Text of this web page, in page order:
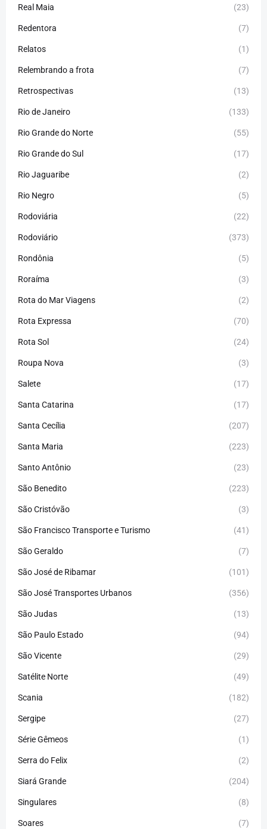
Real Maia (23)
Redentora (7)
Relatos (1)
Relembrando a frota (7)
Retrospectivas (13)
Rio de Janeiro (133)
Rio Grande do Norte (55)
Rio Grande do Sul (17)
Rio Jaguaribe (2)
Rio Negro (5)
Rodoviária (22)
Rodoviário (373)
Rondônia (5)
Roraíma (3)
Rota do Mar Viagens (2)
Rota Expressa (70)
Rota Sol (24)
Roupa Nova (3)
Salete (17)
Santa Catarina (17)
Santa Cecília (207)
Santa Maria (223)
Santo Antônio (23)
São Benedito (223)
São Cristóvão (3)
São Francisco Transporte e Turismo (41)
São Geraldo (7)
São José de Ribamar (101)
São José Transportes Urbanos (356)
São Judas (13)
São Paulo Estado (94)
São Vicente (29)
Satélite Norte (49)
Scania (182)
Sergipe (27)
Série Gêmeos (1)
Serra do Felix (2)
Siará Grande (204)
Singulares (8)
Soares (7)